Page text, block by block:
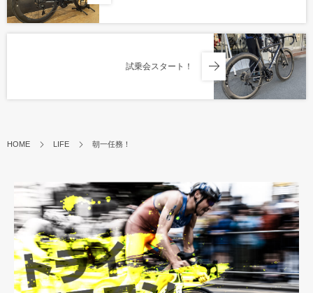
試乗会スタート！
HOME LIFE 朝一任務！